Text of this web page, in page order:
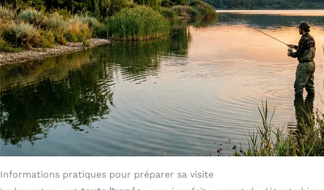
Informations pratiques pour préparer sa visite